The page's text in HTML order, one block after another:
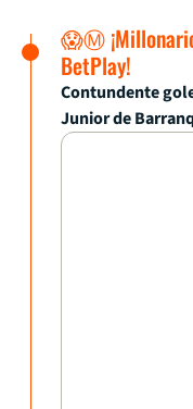
😱Ⓜ️
BetPlay!
Contundente
Junior de